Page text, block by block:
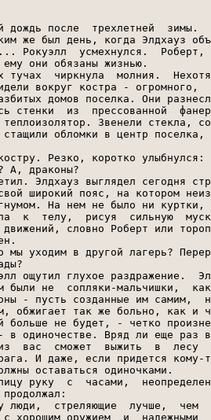
дождь после  трехлетней  зимы.
же был день, когда Элдхауз
Рокуэлл  усмехнулся.  Роберт,
они обязаны жизнью.
тучах  чиркнула  молния.
вокруг костра - огромного,
домов поселка. Они
стенки  из  прессованной
теплоизолятор. Звенели стекла,
обломки в центр поселка,
Резко, коротко улыбнулся:
А, драконы?
Элдхауз выглядел сегодня
широкий пояс, на котором
На нем не было ни
к  телу,  рисуя  сильную
движений, словно Роберт или
мы уходим в другой лагерь?
ощутил глухое раздражение.
были не  сопляки-мальчишки,
- пусть созданные им самим,
обжигает так же больно, как и
больше не будет, - четко
в одиночестве. Вряд ли еще раз
вас  сможет  выжить  в  лесу
И даже, если придется
оставаться одиночками.
руку  с  часами,
люди,  стреляющие  лучше,  чем
с хорошим оружием  и